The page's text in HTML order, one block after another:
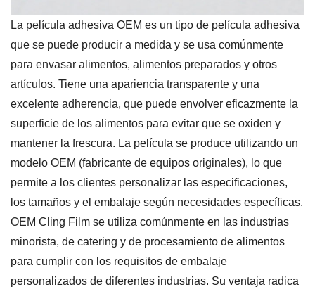
La película adhesiva OEM es un tipo de película adhesiva
que se puede producir a medida y se usa comúnmente
para envasar alimentos, alimentos preparados y otros
artículos. Tiene una apariencia transparente y una
excelente adherencia, que puede envolver eficazmente la
superficie de los alimentos para evitar que se oxiden y
mantener la frescura. La película se produce utilizando un
modelo OEM (fabricante de equipos originales), lo que
permite a los clientes personalizar las especificaciones,
los tamaños y el embalaje según necesidades específicas.
OEM Cling Film se utiliza comúnmente en las industrias
minorista, de catering y de procesamiento de alimentos
para cumplir con los requisitos de embalaje
personalizados de diferentes industrias. Su ventaja radica